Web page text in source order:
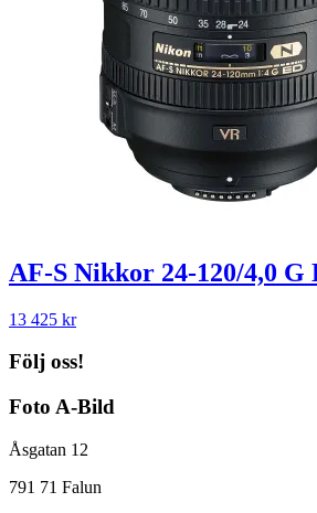
AF-S Nikkor 24-120/4,0 G
13 425 kr
Följ oss!
Foto A-Bild
Åsgatan 12
791 71 Falun